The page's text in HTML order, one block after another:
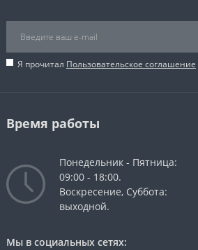
Я прочитал Пользовательское соглашение
Время работы
Понедельник - Пятница:
09:00 - 18:00.
Воскресение, Суббота:
выходной.
Мы в социальных сетях: